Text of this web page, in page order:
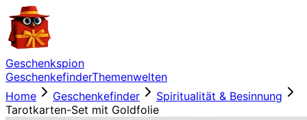
Geschenkspion
GeschenkefinderThemenwelten
Home
Geschenkefinder
Spiritualität & Besinnung
Tarotkarten-Set mit Goldfolie